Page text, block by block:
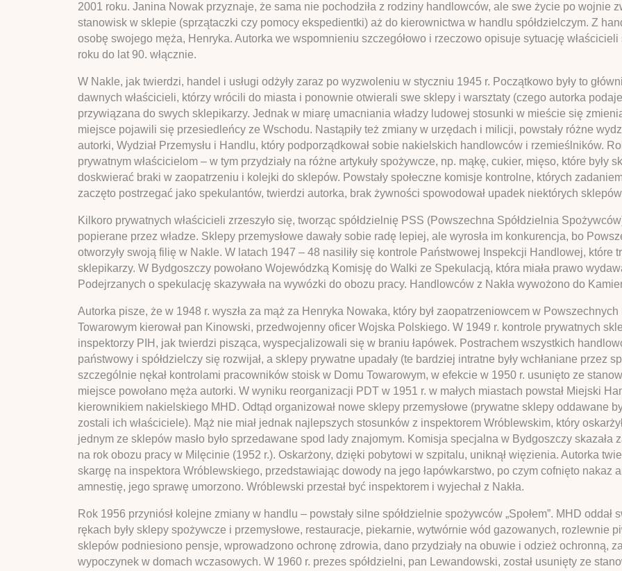
2001 roku. Janina Nowak przyznaje, że sama nie pochodziła z rodziny handlowców, ale swe życie po wojnie
stanowisk w sklepie (sprzątaczki czy pomocy ekspedientki) aż do kierownictwa w handlu spółdzielczym. Z
osobę swojego męża, Henryka. Autorka we wspomnieniu szczegółowo i rzeczowo opisuje sytuację
roku do lat 90. włącznie.
W Nakle, jak twierdzi, handel i usługi odżyły zaraz po wyzwoleniu w styczniu 1945 r. Początkowo były to
dawnych właścicieli, którzy wrócili do miasta i ponownie otwierali swe sklepy i warsztaty (czego autorka
przywiązana do swych sklepikarzy. Jednak w miarę umacniania władzy ludowej stosunki w mieście się
miejsce pojawili się przesiedleńcy ze Wschodu. Nastąpiły też zmiany w urzędach i milicji, powstały różne
autorki, Wydział Przemysłu i Handlu, który podporządkował sobie nakielskich handlowców i rzemieślników.
prywatnym właścicielom – w tym przydziały na różne artykuły spożywcze, np. mąkę, cukier, mięso, które były
doskwierać braki w zaopatrzeniu i kolejki do sklepów. Powstały społeczne komisje kontrolne, których
zaczęto postrzegać jako spekulantów, twierdzi autorka, brak żywności spowodował upadek niektórych
Kilkoro prywatnych właścicieli zrzeszyło się, tworząc spółdzielnię PSS (Powszechna Spółdzielnia
popierane przez władze. Sklepy przemysłowe dawały sobie radę lepiej, ale wyrosła im konkurencja, bo
otworzyły swoją filię w Nakle. W latach 1947 – 48 nasiliły się kontrole Państwowej Inspekcji Handlowej, które
sklepikarzy. W Bydgoszczy powołano Wojewódzką Komisję do Walki ze Spekulacją, która miała prawo
Podejrzanych o spekulację skazywała na wywózki do obozu pracy. Handlowców z Nakła wywożono do
Autorka pisze, że w 1948 r. wyszła za mąż za Henryka Nowaka, który był zaopatrzeniowcem w
Towarowym kierował pan Kinowski, przedwojenny oficer Wojska Polskiego. W 1949 r. kontrole prywatnych
inspektorzy PIH, jak twierdzi pisząca, wyspecjalizowali się w braniu łapówek. Postrachem wszystkich
państwowy i spółdzielczy się rozwijał, a sklepy prywatne upadały (te bardziej intratne były wchłaniane przez
szczególnie nękał kontrolami pracowników stoisk w Domu Towarowym, w efekcie w 1950 r. usunięto ze
miejsce powołano męża autorki. W wyniku reorganizacji PDT w 1951 r. w małych miastach powstał Miejski
kierownikiem nakielskiego MHD. Odtąd organizował nowe sklepy przemysłowe (prywatne sklepy oddawane
zostali ich właściciele). Mąż nie miał jednak najlepszych stosunków z inspektorem Wróblewskim, który
jednym ze sklepów masło było sprzedawane spod lady znajomym. Komisja specjalna w Bydgoszczy
na rok obozu pracy w Milęcinie (1952 r.). Oskarżony, dzięki pobytowi w szpitalu, uniknął więzienia. Autorka
skargę na inspektora Wróblewskiego, przedstawiając dowody na jego łapówkarstwo, po czym cofnięto nakaz
amnestię, jego sprawę umorzono. Wróblewski przestał być inspektorem i wyjechał z Nakła.
Rok 1956 przyniósł kolejne zmiany w handlu – powstały silne spółdzielnie spożywców „Społem”. MHD oddał
rękach były sklepy spożywcze i przemysłowe, restauracje, piekarnie, wytwórnie wód gazowanych, rozlewnie
sklepów podniesiono pensje, wprowadzono ochronę zdrowia, dano przydziały na obuwie i odzież ochronną,
wypoczynek w domach wczasowych. W 1960 r. prezes spółdzielni, pan Lewandowski, został usunięty ze